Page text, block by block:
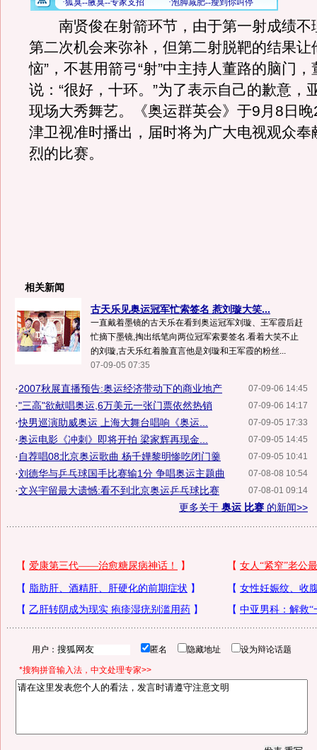
南贤俊在射箭环节，由于第一射成绩不
第二次机会来弥补，但第二射脱靶的结果让
恼”，不甚用箭弓“射”中主持人董路的脑门
说：“很好，十环。”为了表示自己的歉意，
现场大秀舞艺。《奥运群英会》于9月8日
津卫视准时播出，届时将为广大电视观众奉
烈的比赛。
相关新闻
古天乐见奥运冠军忙索签名 惹刘璇大笑...
一直戴着墨镜的古天乐在看到奥运冠军刘璇、王军霞后赶
忙摘下墨镜,掏出纸笔向两位冠军索要签名.看着大笑不止
的刘璇,古天乐红着脸直言他是刘璇和王军霞的粉丝...
07-09-05 07:35
07-09-06 14:45
·2007秋展直播预告:奥运经济带动下的商业地产
07-09-06 14:17
·"三高"欲献唱奥运,6万美元一张门票依然热销
07-09-05 17:33
·快男巡演助威奥运 上海大舞台唱响《奥运...
07-09-05 14:45
·奥运电影《冲刺》即将开拍 梁家辉再现金...
07-09-05 10:41
· 自荐唱08北京奥运歌曲 杨千嬅黎明惨吃闭门羹
07-08-08 10:54
·刘德华与乒乓球国手比赛输1分 争唱奥运主题曲
07-08-01 09:14
·文兴宇留最大遗憾:看不到北京奥运乒乓球比赛
更多关于 奥运 比赛 的新闻>>
用户： 匿名 隐藏地址 设为辩论话题
*搜狗拼音输入法，中文处理专家>>